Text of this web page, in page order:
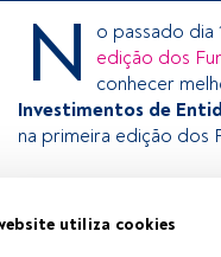
utiliza cookies
N o passado dia
edição dos
conhecer
Investimentos de
na primeira edição dos
Este é um artigo